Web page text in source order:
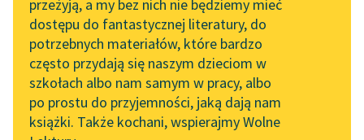
Spotkanie z Katarzyną
Tunkiel w Oslo
Wolne Lektury na 32.
Pol’and’Rock Festivalu
„Kochanek Lady
Chatterley” do słuchania
API
OAI-PMH
Widget Wolnych Lektur
Przypisy
przeżyją, a my bez nich nie będziemy mieć
dostępu do fantastycznej literatury, do
potrzebnych materiałów, które bardzo
często przydają się naszym dzieciom w
szkołach albo nam samym w pracy, albo
po prostu do przyjemności, jaką dają nam
książki. Także kochani, wspierajmy Wolne
czytaj online
W stronę Swannato pierwsza część cyklu
powieściowego autorstwa Marcela Prousta pt.
poszukiwaniu straconego czasu.